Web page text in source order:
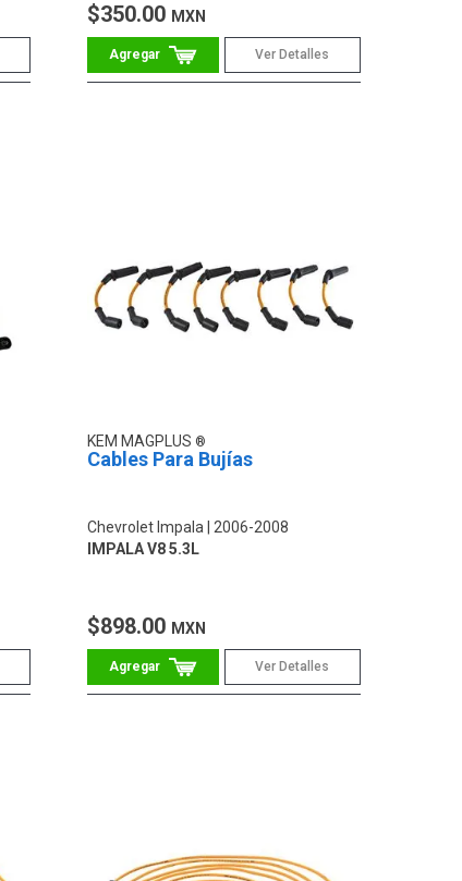
$350.00 MXN
Ver Detalles
KEM MAGPLUS
Cables Para Bujías
Chevrolet Impala
2006-2008
IMPALA V8 5.3L
$898.00 MXN
Ver Detalles